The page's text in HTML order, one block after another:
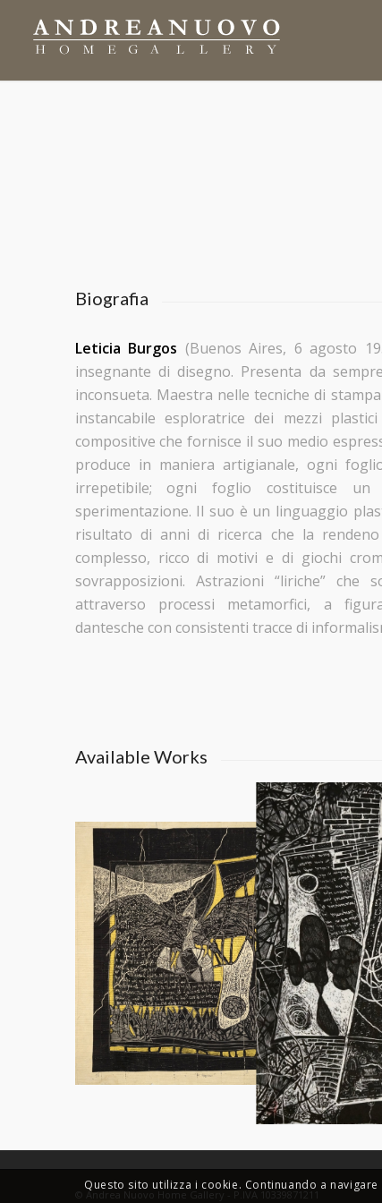
Biografia
Leticia Burgos (Buenos Aires, 6 agosto
insegnante di disegno. Presenta da
inconsueta. Maestra nelle tecniche di
instancabile esploratrice dei mezzi
compositive che fornisce il suo medio
produce in maniera artigianale, ogni
irrepetibile; ogni foglio costituisce
sperimentazione. Il suo è un linguaggio
risultato di anni di ricerca che la
complesso, ricco di motivi e di giochi
sovrapposizioni. Astrazioni “liriche”
attraverso processi metamorfici, a
dantesche con consistenti tracce di
Available Works
© Andrea Nuovo Home Gallery - P.IVA 10339871211
Questo sito utilizza i cookie. Continuando a